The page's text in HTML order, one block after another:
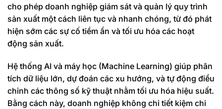
cho phép doanh nghiệp giám sát và quản lý quy trình
sản xuất một cách liên tục và nhanh chóng, từ đó phát
hiện sớm các sự cố tiềm ẩn và tối ưu hóa các hoạt
động sản xuất.
Hệ thống AI và máy học (Machine Learning) giúp phân
tích dữ liệu lớn, dự đoán các xu hướng, và tự động điều
chỉnh các thông số kỹ thuật nhằm tối ưu hóa hiệu suất.
Bằng cách này, doanh nghiệp không chỉ tiết kiệm chi